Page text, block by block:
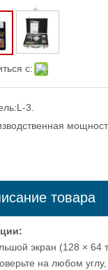
с:
L-3.
товара
экран (128 × 64
на любом углу,